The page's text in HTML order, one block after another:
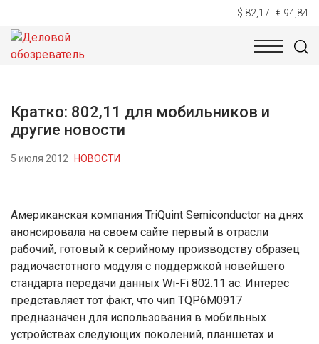
$ 82,17 € 94,84
НОВОСТИ
Кратко: 802,11 для мобильников и
другие новости
5 июля 2012 НОВОСТИ
Американская компания TriQuint Semiconductor на днях
анонсировала на своем сайте первый в отрасли
рабочий, готовый к серийному производству образец
радиочастотного модуля с поддержкой новейшего
стандарта передачи данных Wi-Fi 802.11 ас. Интерес
представляет тот факт, что чип TQP6M0917
предназначен для использования в мобильных
устройствах следующих поколений, планшетах и